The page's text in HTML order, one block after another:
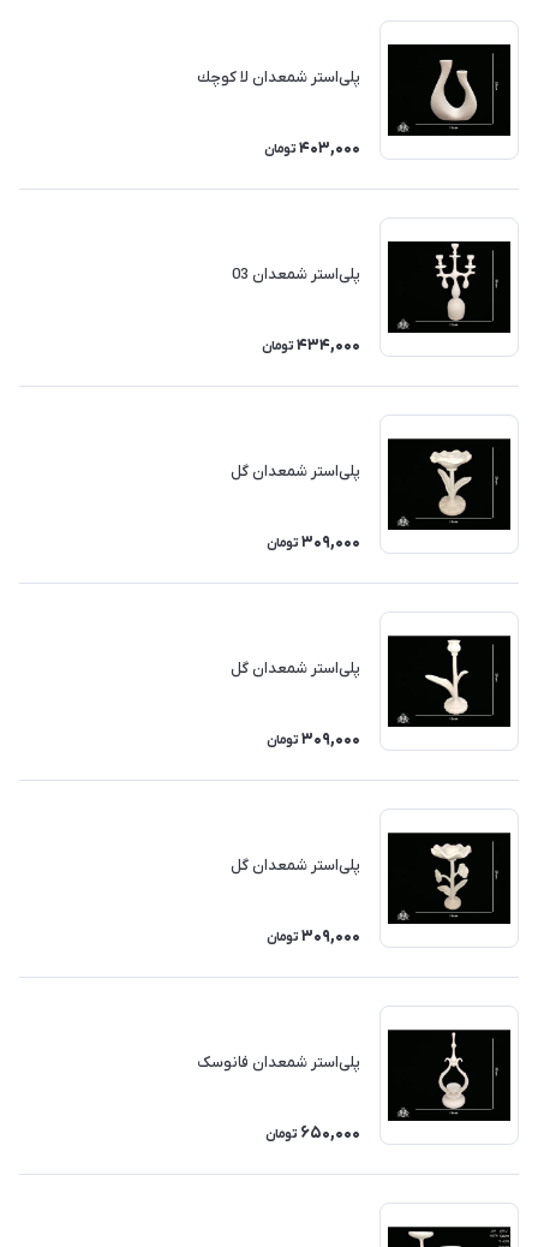
پلی‌استر شمعدان لا كوچك
403,000 تومان
پلی‌استر شمعدان 03
434,000 تومان
پلی‌استر شمعدان گل
309,000 تومان
پلی‌استر شمعدان گل
309,000 تومان
پلی‌استر شمعدان گل
309,000 تومان
پلی‌استر شمعدان فانوسک
650,000 تومان